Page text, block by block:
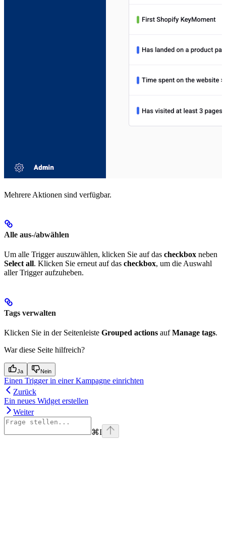
Mehrere Aktionen sind verfügbar.
Alle aus-/abwählen
Um alle Trigger auszuwählen, klicken Sie auf das checkbox neben
Select all. Klicken Sie erneut auf das checkbox, um die Auswahl
aller Trigger aufzuheben.
Tags verwalten
Klicken Sie in der Seitenleiste Grouped actions aufManage tags.
War diese Seite hilfreich?
Ja Nein
Einen Trigger in einer Kampagne einrichten
Zurück
Ein neues Widget erstellen
Weiter
⌘I